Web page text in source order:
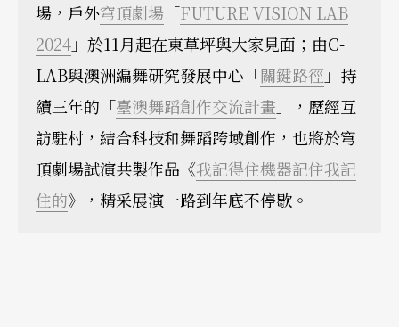
場，戶外穹頂劇場 「FUTURE VISION LAB
2024」於11月起在東草坪與大家見面；由C-
LAB與澳洲編舞研究發展中心「關鍵路徑 」持
續三年的「臺澳舞蹈創作交流計畫 」，歷經互
訪駐村，結合科技和舞蹈跨域創作，也將於穹
頂劇場試演共製作品《我記得住機器記住我記
住的》，精采展演一路到年底不停歇。